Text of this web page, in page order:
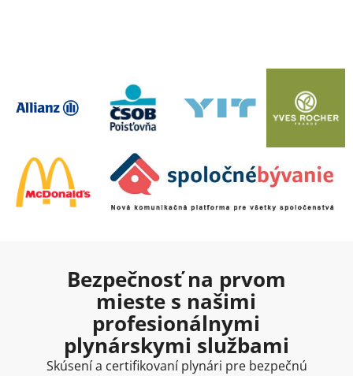
Bezpečnosť na prvom
mieste s našimi
profesionálnymi
plynárskymi službami
Skúsení a certifikovaní plynári pre bezpečnú